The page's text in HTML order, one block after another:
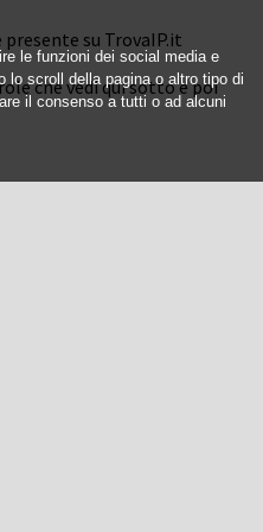
presente su TrovaIP.it
che vedi qui sotto e poi
le funzioni dei social media e
lo scroll della pagina o altro tipo di
il consenso a tutti o ad alcuni